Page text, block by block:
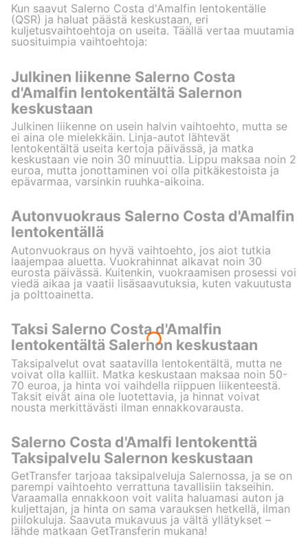
Kun saavut Salerno Costa d'Amalfin lentokentälle
(QSR) ja haluat päästä keskustaan, eri
kuljetusvaihtoehtoja on useita. Täällä vertaa muutamia
suosituimpia vaihtoehtoja:
Julkinen liikenne Salerno Costa
d'Amalfin lentokentältä Salernon
keskustaan
Julkinen liikenne on usein halvin vaihtoehto, mutta se
ei aina ole mielekkäin. Linja-autot lähtevät
lentokentältä useita kertoja päivässä, ja matka
keskustaan vie noin 30 minuuttia. Lippu maksaa noin 2
euroa, mutta jonottaminen voi olla pitkäkestoista ja
epävarmaa, varsinkin ruuhka-aikoina.
Autonvuokraus Salerno Costa d'Amalfin
lentokentällä
Autonvuokraus on hyvä vaihtoehto, jos aiot tutkia
laajempaa aluetta. Vuokrahinnat alkavat noin 30
eurosta päivässä. Kuitenkin, vuokraamisen prosessi voi
viedä aikaa ja vaatii lisäsaavutuksia, kuten vakuutusta
ja polttoainetta.
Taksi Salerno Costa d'Amalfin
lentokentältä Salernon keskustaan
Taksipalvelut ovat saatavilla lentokentältä, mutta ne
voivat olla kalliit. Matka keskustaan maksaa noin 50-
70 euroa, ja hinta voi vaihdella riippuen liikenteestä.
Taksit eivät aina ole luotettavia, ja hinnat voivat
nousta merkittävästi ilman ennakkovarausta.
Salerno Costa d'Amalfi lentokenttä
Taksipalvelu Salernon keskustaan
GetTransfer tarjoaa taksipalveluja Salernossa, ja se on
parempi vaihtoehto verrattuna tavallisiin takseihin.
Varaamalla ennakkoon voit valita haluamasi auton ja
kuljettajan, ja hinta on sama varauksen hetkellä, ilman
piilokuluja. Saavuta mukavuus ja vältä yllätykset –
lähde matkaan GetTransferin mukana!